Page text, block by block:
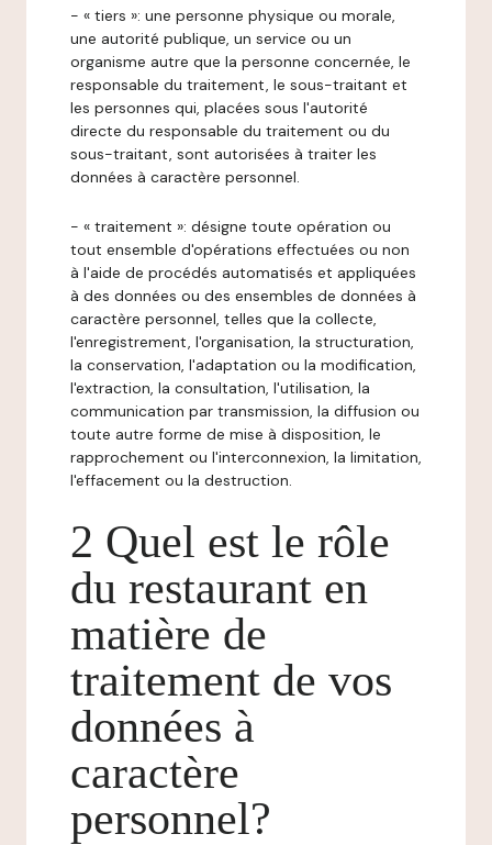
- « tiers »: une personne physique ou morale,
une autorité publique, un service ou un
organisme autre que la personne concernée, le
responsable du traitement, le sous-traitant et
les personnes qui, placées sous l'autorité
directe du responsable du traitement ou du
sous-traitant, sont autorisées à traiter les
données à caractère personnel.
- « traitement »: désigne toute opération ou
tout ensemble d'opérations effectuées ou non
à l'aide de procédés automatisés et appliquées
à des données ou des ensembles de données à
caractère personnel, telles que la collecte,
l'enregistrement, l'organisation, la structuration,
la conservation, l'adaptation ou la modification,
l'extraction, la consultation, l'utilisation, la
communication par transmission, la diffusion ou
toute autre forme de mise à disposition, le
rapprochement ou l'interconnexion, la limitation,
l'effacement ou la destruction.
2 Quel est le rôle
du restaurant en
matière de
traitement de vos
données à
caractère
personnel?